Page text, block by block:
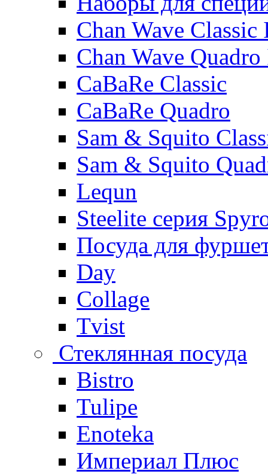
Chan Wave
Chan Wave
CaBaRe Classic
CaBaRe Quadro
Sam & Squito
Sam & Squito
Lequn
Steelite серия
Посуда для
Day
Collage
Tvist
Стеклянная посуда
Bistro
Tulipe
Enoteka
Империал Плюс